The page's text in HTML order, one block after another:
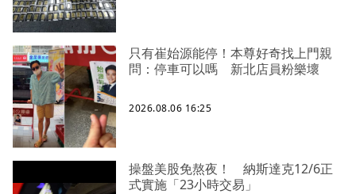
只有崔始源能停！本尊好奇找上門親
問：停車可以嗎 新北店員粉樂壞
2026.08.06 16:25
操盤美股免熬夜！ 納斯達克12/6正
式實施「23小時交易」